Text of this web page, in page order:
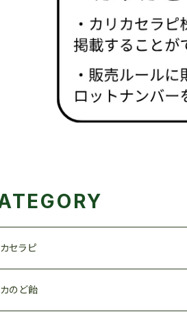
セラピ
のど飴